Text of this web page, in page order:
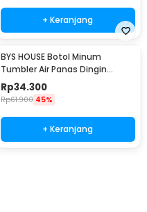
+ Keranjang
BYS HOUSE Botol Minum
Tumbler Air Panas Dingin
Stainless Steel 380ml - TY204
Rp34.300
Rp61.900 45%
+ Keranjang